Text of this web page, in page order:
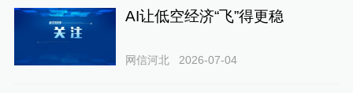
AI让低空经济“飞”得更稳
网信河北 2026-07-04